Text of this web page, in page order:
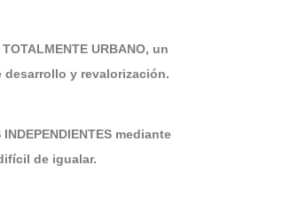
URBANO, un
y revalorización.
mediante
de igualar.